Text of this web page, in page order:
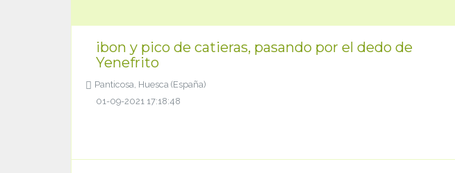
ibon y pico de catieras, pasando por el dedo de
Yenefrito
Panticosa, Huesca (España)
01-09-2021 17:18:48